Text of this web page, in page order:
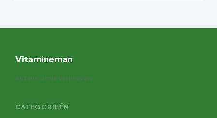
Vitamineman
Auteur: Joris Verhoeven
CATEGORIEËN